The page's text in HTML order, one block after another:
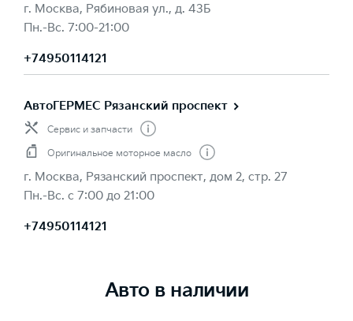
г. Москва, Рябиновая ул., д. 43Б
Пн.-Вс. 7:00-21:00
+74950114121
АвтоГЕРМЕС Рязанский проспект
Сервис и запчасти
Оригинальное моторное масло
г. Москва, Рязанский проспект, дом 2, стр. 27
Пн.-Вс. с 7:00 до 21:00
+74950114121
Авто в наличии